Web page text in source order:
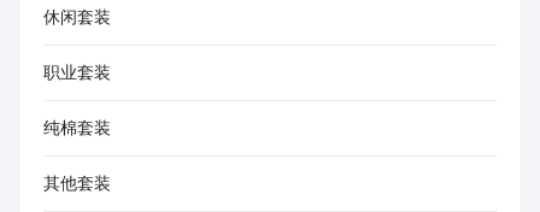
休闲套装
职业套装
纯棉套装
其他套装